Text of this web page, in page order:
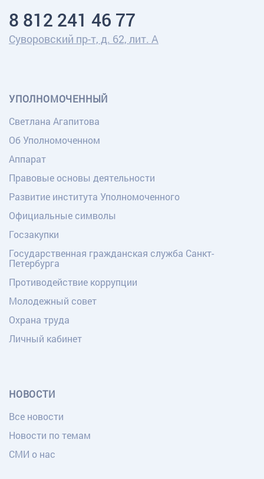
8 812 241 46 77
Суворовский пр-т, д. 62, лит. А
УПОЛНОМОЧЕННЫЙ
Светлана Агапитова
Об Уполномоченном
Аппарат
Правовые основы деятельности
Развитие института Уполномоченного
Официальные символы
Госзакупки
Государственная гражданская служба Санкт-
Петербурга
Противодействие коррупции
Молодежный совет
Охрана труда
Личный кабинет
НОВОСТИ
Все новости
Новости по темам
СМИ о нас